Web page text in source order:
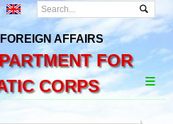
AFFAIRS
FOR
CORPS